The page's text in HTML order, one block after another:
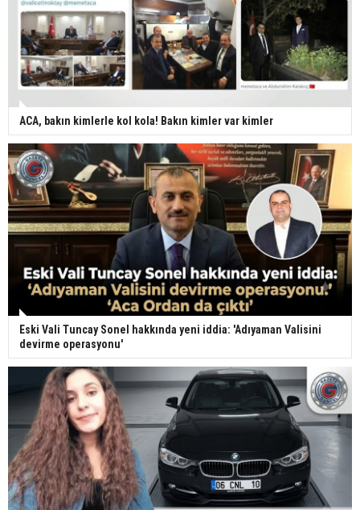
ACA, bakın kimlerle kol kola! Bakın kimler var kimler
Eski Vali Tuncay Sonel hakkında yeni iddia: 'Adıyaman Valisini
devirme operasyonu'